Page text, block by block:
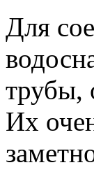
Для
трубы,
Их